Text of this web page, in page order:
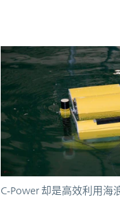
C-Power 却是高效利用海